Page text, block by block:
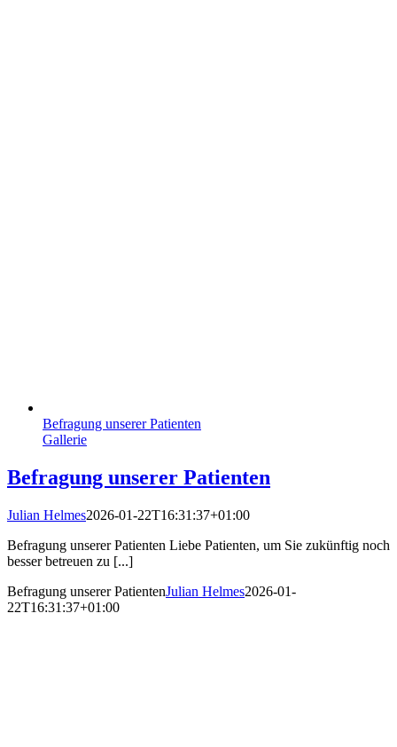
Befragung unserer Patienten
Gallerie
Befragung unserer Patienten
Julian Helmes2026-01-22T16:31:37+01:00
Befragung unserer Patienten Liebe Patienten, um Sie zukünftig noch
besser betreuen zu [...]
Befragung unserer PatientenJulian Helmes2026-01-
22T16:31:37+01:00